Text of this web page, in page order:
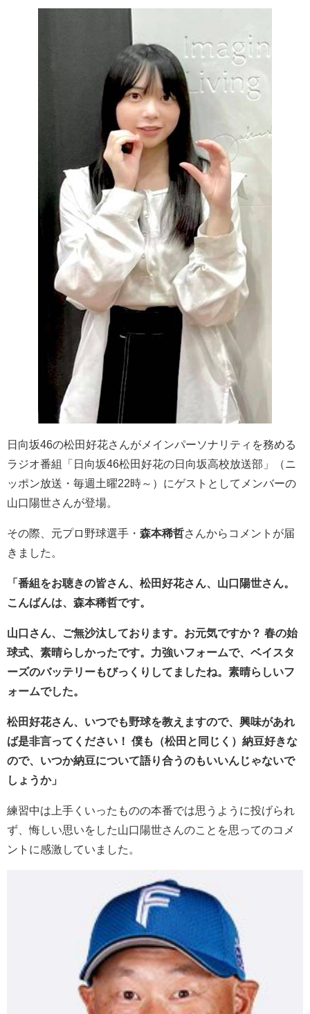
日向坂46の松田好花さんがメインパーソナリティを務める
ラジオ番組「日向坂46松田好花の日向坂高校放送部」（ニ
ッポン放送・毎週土曜22時～）にゲストとしてメンバーの
山口陽世さんが登場。
その際、元プロ野球選手・ 森本稀哲さんからコメントが届
きました。
「番組をお聴きの皆さん、松田好花さん、山口陽世さん。
こんばんは、森本稀哲です。
山口さん、ご無沙汰しております。お元気ですか？ 春の始
球式、素晴らしかったです。力強いフォームで、ベイスタ
ーズのバッテリーもびっくりしてましたね。素晴らしいフ
ォームでした。
松田好花さん、いつでも野球を教えますので、興味があれ
ば是非言ってください！ 僕も（松田と同じく）納豆好きな
ので、いつか納豆について語り合うのもいいんじゃないで
しょうか」
練習中は上手くいったものの本番では思うように投げられ
ず、悔しい思いをした山口陽世さんのことを思ってのコメ
ントに感激していました。